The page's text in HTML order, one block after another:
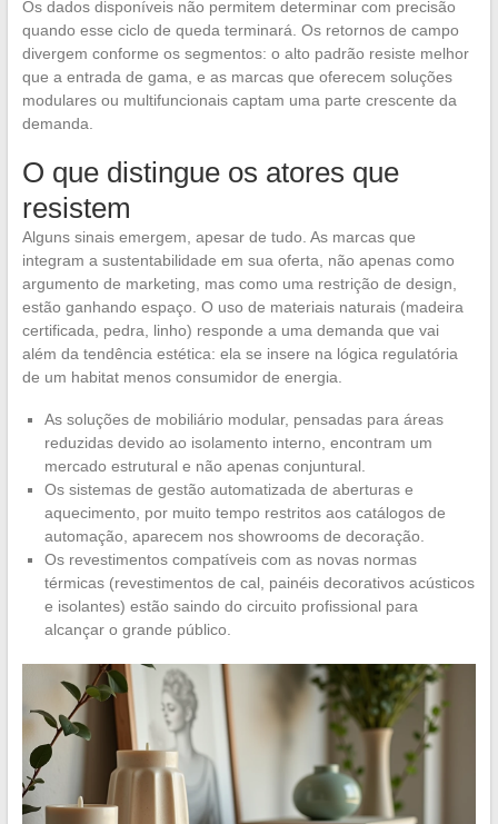
Os dados disponíveis não permitem determinar com precisão
quando esse ciclo de queda terminará. Os retornos de campo
divergem conforme os segmentos: o alto padrão resiste melhor
que a entrada de gama, e as marcas que oferecem soluções
modulares ou multifuncionais captam uma parte crescente da
demanda.
O que distingue os atores que
resistem
Alguns sinais emergem, apesar de tudo. As marcas que
integram a sustentabilidade em sua oferta, não apenas como
argumento de marketing, mas como uma restrição de design,
estão ganhando espaço. O uso de materiais naturais (madeira
certificada, pedra, linho) responde a uma demanda que vai
além da tendência estética: ela se insere na lógica regulatória
de um habitat menos consumidor de energia.
As soluções de mobiliário modular, pensadas para áreas
reduzidas devido ao isolamento interno, encontram um
mercado estrutural e não apenas conjuntural.
Os sistemas de gestão automatizada de aberturas e
aquecimento, por muito tempo restritos aos catálogos de
automação, aparecem nos showrooms de decoração.
Os revestimentos compatíveis com as novas normas
térmicas (revestimentos de cal, painéis decorativos acústicos
e isolantes) estão saindo do circuito profissional para
alcançar o grande público.